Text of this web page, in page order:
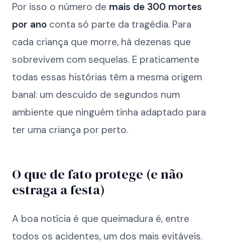
Por isso o número de mais de 300 mortes
por ano conta só parte da tragédia. Para
cada criança que morre, há dezenas que
sobrevivem com sequelas. E praticamente
todas essas histórias têm a mesma origem
banal: um descuido de segundos num
ambiente que ninguém tinha adaptado para
ter uma criança por perto.
O que de fato protege (e não
estraga a festa)
A boa notícia é que queimadura é, entre
todos os acidentes, um dos mais evitáveis.